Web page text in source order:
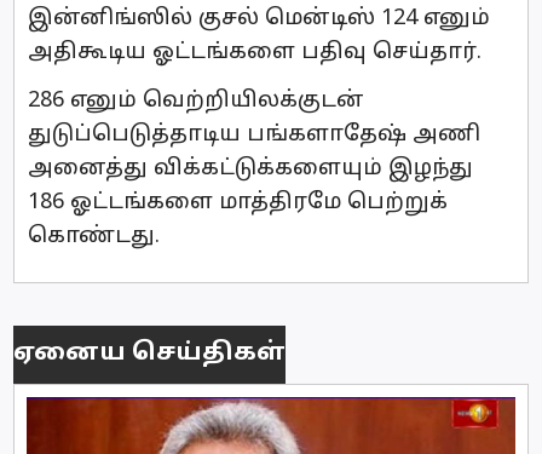
இன்னிங்ஸில் குசல் மென்டிஸ் 124 எனும்
அதிகூடிய ஓட்டங்களை பதிவு செய்தார்.
286 எனும் வெற்றியிலக்குடன்
துடுப்பெடுத்தாடிய பங்களாதேஷ் அணி
அனைத்து விக்கட்டுக்களையும் இழந்து
186 ஓட்டங்களை மாத்திரமே பெற்றுக்
கொண்டது.
ஏனைய செய்திகள்